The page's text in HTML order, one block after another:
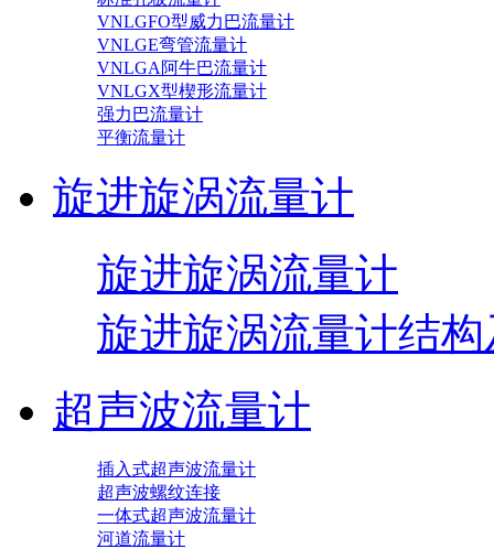
VNLGFO型威力巴流量计
VNLGE弯管流量计
VNLGA阿牛巴流量计
VNLGX型楔形流量计
强力巴流量计
平衡流量计
旋进旋涡流量计
旋进旋涡流量计
旋进旋涡流量计结
超声波流量计
插入式超声波流量计
超声波螺纹连接
一体式超声波流量计
河道流量计